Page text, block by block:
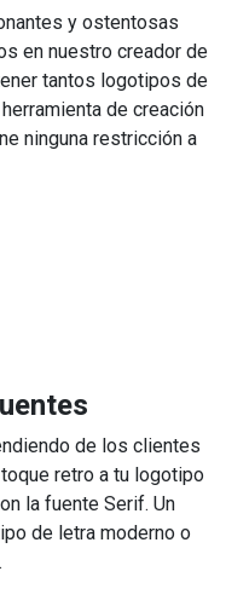
y ostentosas
en nuestro creador de
tantos logotipos de
de creación
ninguna restricción a
de los clientes
retro a tu logotipo
la fuente Serif. Un
de letra moderno o